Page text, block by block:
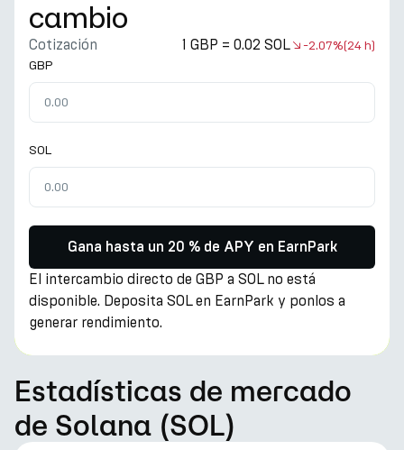
cambio
Cotización 1 GBP = 0.02 SOL -2.07%(24 h)
GBP
SOL
Gana hasta un 20 % de APY en EarnPark
El intercambio directo de GBP a SOL no está
disponible. Deposita SOL en EarnPark y ponlos a
generar rendimiento.
Estadísticas de mercado
de Solana (SOL)